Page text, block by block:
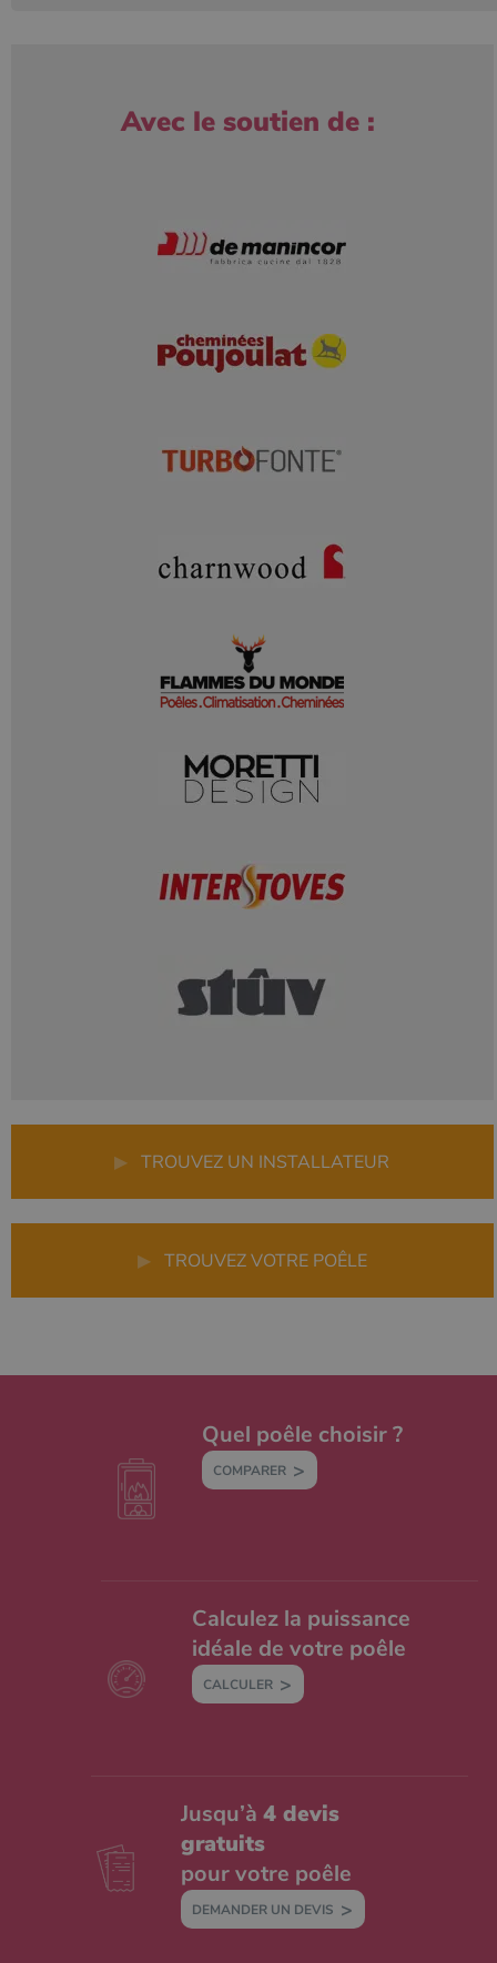
Avec le soutien de :
▶ TROUVEZ UN INSTALLATEUR
▶ TROUVEZ VOTRE POÊLE
Quel poêle choisir ?
COMPARER
Calculez la puissance
idéale de votre poêle
CALCULER
Jusqu’à4 devis
gratuits
pour votre poêle
DEMANDER UN DEVIS